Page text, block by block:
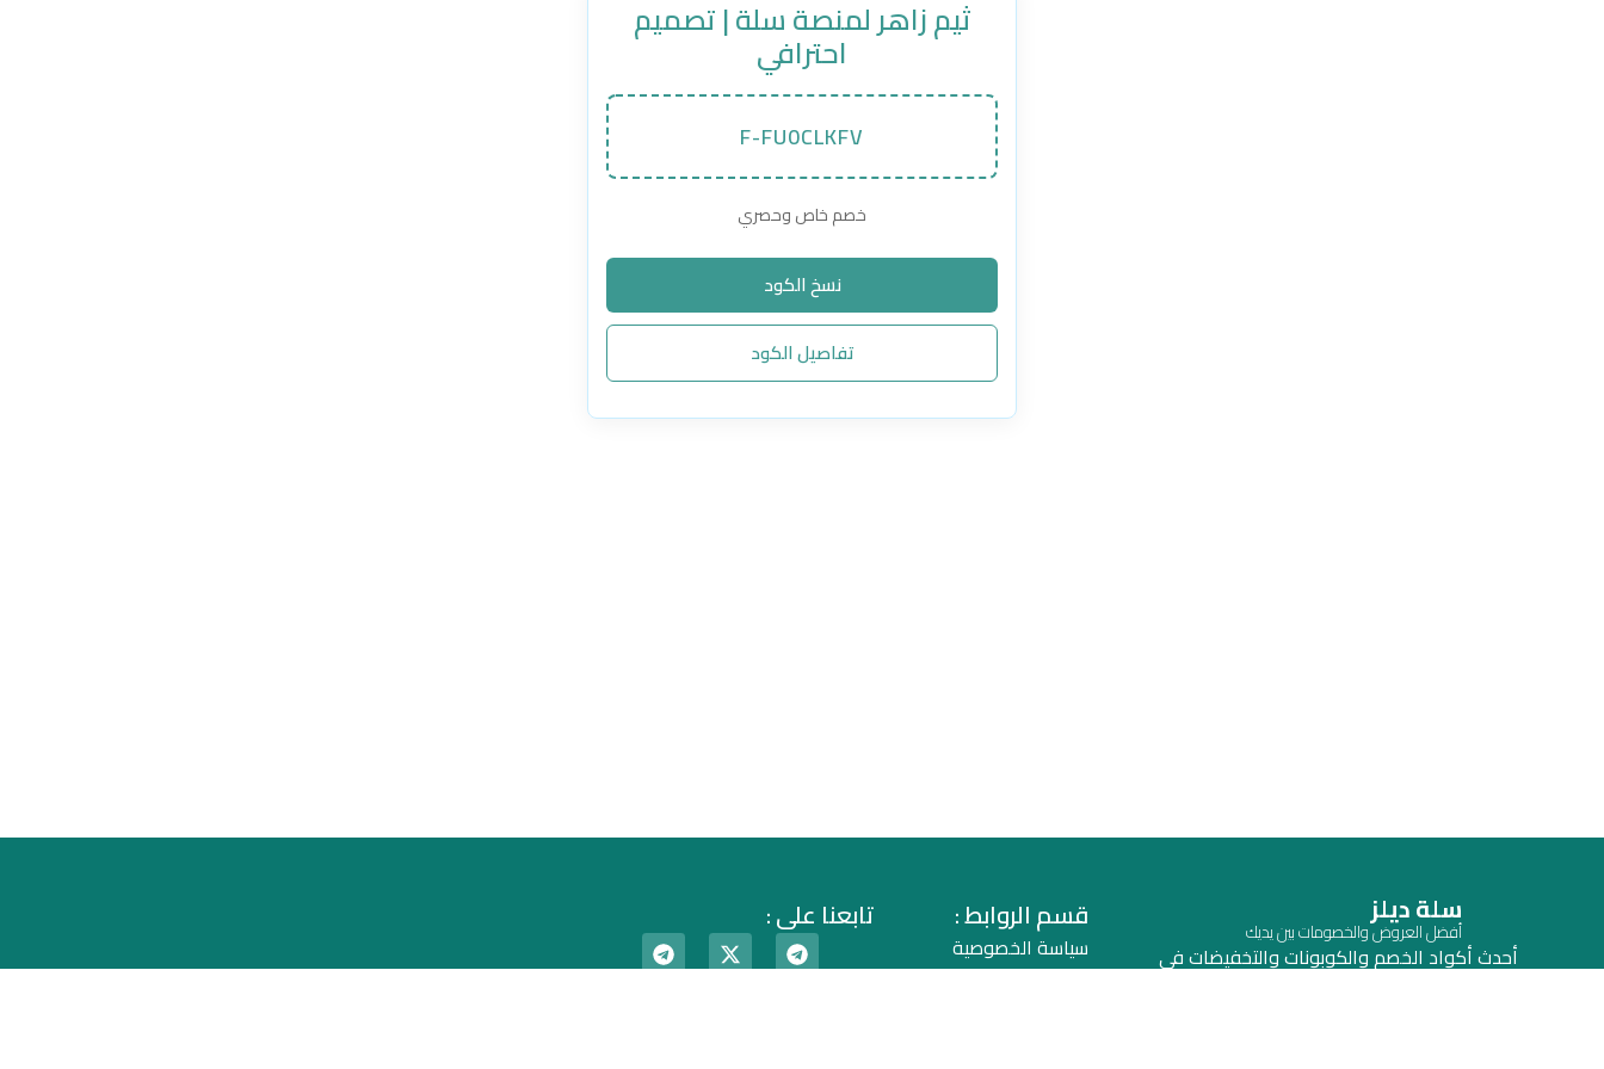
ثيم زاهر لمنصة سلة | تصميم
احترافي
F-FU0CLKFV
خصم خاص وحصري
نسخ الكود
تفاصيل الكود
سلة ديلز
أفضل العروض والخصومات بين يديك
أحدث أكواد الخصم والكوبونات والتخفيضات في
قسم الروابط :
سياسة الخصوصية
تابعنا على :